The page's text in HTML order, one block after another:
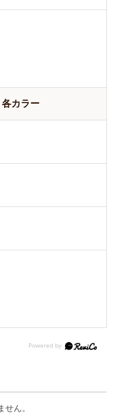
カラー
せん。